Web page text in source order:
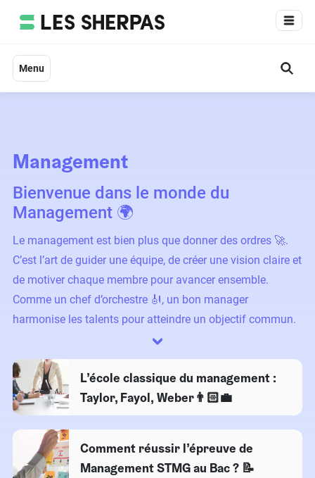
Menu
Management
Bienvenue dans le monde du
Management 🌍
Le management est bien plus que donner des ordres 🚀.
C’est l’art de guider une équipe, de créer une vision claire et
de motiver chaque membre pour avancer ensemble.
Comme un chef d’orchestre 🎻, un bon manager
harmonise les talents pour atteindre un objectif commun.
L’école classique du management :
Taylor, Fayol, Weber👨🏻‍💼
Comment réussir l’épreuve de
Management STMG au Bac ? 📝